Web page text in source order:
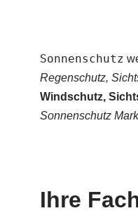
Sonnenschutz
Regenschutz,
Windschutz,
Sonnenschutz
Ihre